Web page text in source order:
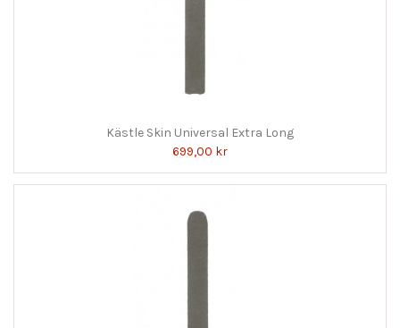
Kästle Skin Universal Extra Long
699,00 kr